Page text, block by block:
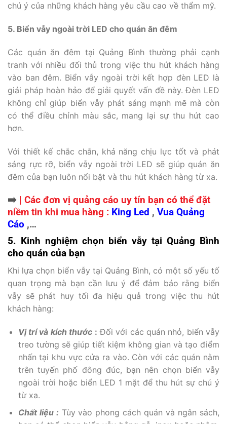
chú ý của những khách hàng yêu cầu cao về thẩm mỹ.
5. Biển vẫy ngoài trời LED cho quán ăn đêm
Các quán ăn đêm tại Quảng Bình thường phải cạnh
tranh với nhiều đối thủ trong việc thu hút khách hàng
vào ban đêm. Biển vẫy ngoài trời kết hợp đèn LED là
giải pháp hoàn hảo để giải quyết vấn đề này. Đèn LED
không chỉ giúp biển vẫy phát sáng mạnh mẽ mà còn
có thể điều chỉnh màu sắc, mang lại sự thu hút cao
hơn.
Với thiết kế chắc chắn, khả năng chịu lực tốt và phát
sáng rực rỡ, biển vẫy ngoài trời LED sẽ giúp quán ăn
đêm của bạn luôn nổi bật và thu hút khách hàng từ xa.
➡️ | Các đơn vị quảng cáo uy tín bạn có thể đặt
niềm tin khi mua hàng : King Led , Vua Quảng
Cáo ,…
5. Kinh nghiệm chọn biển vẫy tại Quảng Bình
cho quán của bạn
Khi lựa chọn biển vẫy tại Quảng Bình, có một số yếu tố
quan trọng mà bạn cần lưu ý để đảm bảo rằng biển
vẫy sẽ phát huy tối đa hiệu quả trong việc thu hút
khách hàng:
Vị trí và kích thước : Đối với các quán nhỏ, biển vẫy
treo tường sẽ giúp tiết kiệm không gian và tạo điểm
nhấn tại khu vực cửa ra vào. Còn với các quán nằm
trên tuyến phố đông đúc, bạn nên chọn biển vẫy
ngoài trời hoặc biển LED 1 mặt để thu hút sự chú ý
từ xa.
Chất liệu : Tùy vào phong cách quán và ngân sách,